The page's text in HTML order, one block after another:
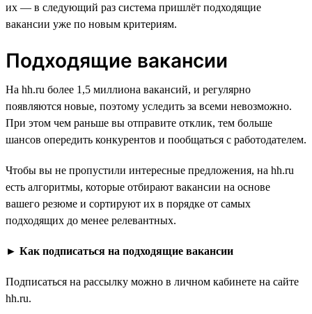
их — в следующий раз система пришлёт подходящие
вакансии уже по новым критериям.
Подходящие вакансии
На hh.ru более 1,5 миллиона вакансий, и регулярно
появляются новые, поэтому уследить за всеми невозможно.
При этом чем раньше вы отправите отклик, тем больше
шансов опередить конкурентов и пообщаться с работодателем.
Чтобы вы не пропустили интересные предложения, на hh.ru
есть алгоритмы, которые отбирают вакансии на основе
вашего резюме и сортируют их в порядке от самых
подходящих до менее релевантных.
► Как подписаться на подходящие вакансии
Подписаться на рассылку можно в личном кабинете на сайте
hh.ru.